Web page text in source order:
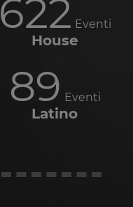
622 Eventi
House
89 Eventi
Latino